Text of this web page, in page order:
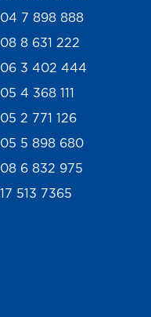
7 898 888
8 631 222
3 402 444
4 368 111
2 771 126
5 898 680
6 832 975
513 7365